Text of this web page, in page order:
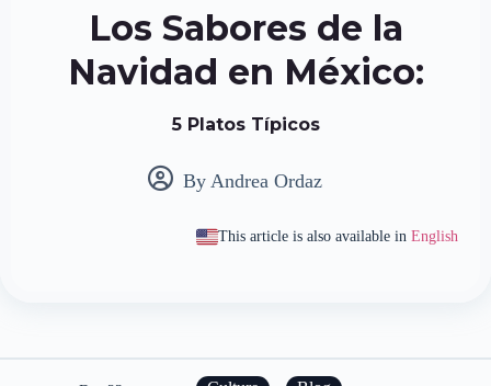
Los Sabores de la
Navidad en México:
5 Platos Típicos
By Andrea Ordaz
This article is also available in English